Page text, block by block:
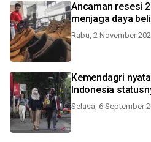
Ancaman resesi
menjaga daya beli
Rabu, 2 November
Kemendagri
Indonesia
Selasa, 6 September